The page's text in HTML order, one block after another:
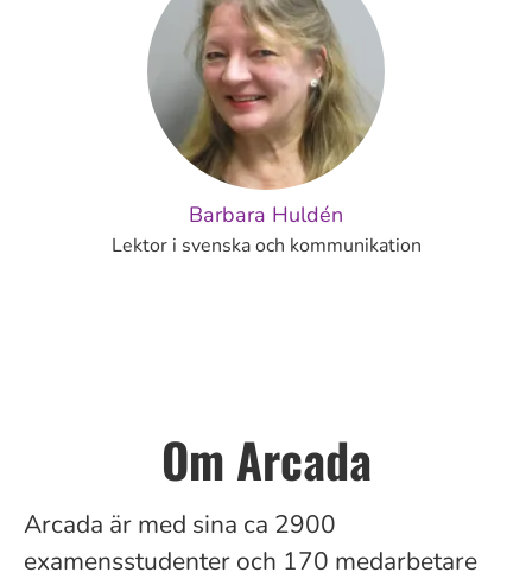
Barbara Huldén
Lektor i svenska och kommunikation
Om Arcada
Arcada är med sina ca 2900
examensstudenter och 170 medarbetare